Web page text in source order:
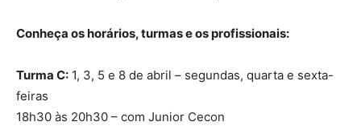
Conheça os horários, turmas e os profissionais:
Turma C: 1, 3, 5 e 8 de abril – segundas, quarta e sexta-
feiras
18h30 às 20h30 – com Junior Cecon